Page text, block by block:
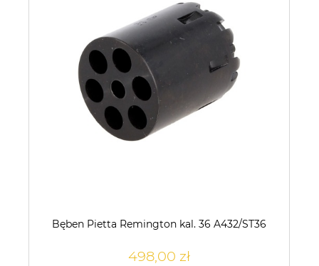
Bęben Pietta Remington kal. 36 A432/ST36
498,00 zł